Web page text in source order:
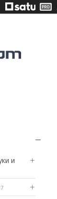
и